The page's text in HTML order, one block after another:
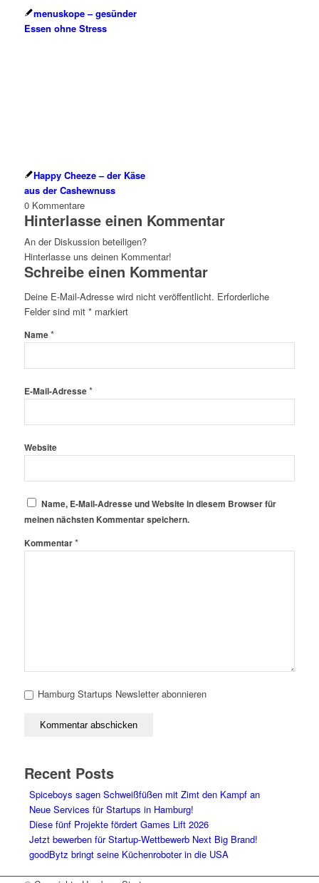
menuskope – gesünder
Essen ohne Stress
Happy Cheeze – der Käse
aus der Cashewnuss
0 Kommentare
Hinterlasse einen Kommentar
An der Diskussion beteiligen?
Hinterlasse uns deinen Kommentar!
Schreibe einen Kommentar
Deine E-Mail-Adresse wird nicht veröffentlicht. Erforderliche
Felder sind mit *markiert
Name*
E-Mail-Adresse*
Website
Name, E-Mail-Adresse und Website in diesem Browser für
meinen nächsten Kommentar speichern.
Kommentar*
Hamburg Startups Newsletter abonnieren
Recent Posts
Spiceboys sagen Schweißfüßen mit Zimt den Kampf an
Neue Services für Startups in Hamburg!
Diese fünf Projekte fördert Games Lift 2026
Jetzt bewerben für Startup-Wettbewerb Next Big Brand!
goodBytz bringt seine Küchenroboter in die USA